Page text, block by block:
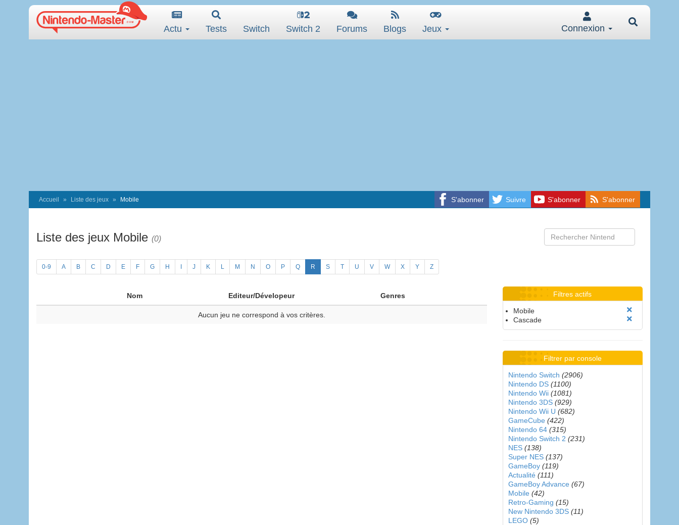
Actu Tests Switch Switch 2 Forums Blogs Jeux Connexion
S'abonner Suivre S'abonner S'abonner
Accueil Liste des jeux Mobile
Liste des jeux Mobile (0)
0-9 A B C D E F G H J K L M N O P Q R S T U V W X Y Z
Nom Editeur/Dévelopeur Genres
Aucun jeu ne correspond à vos critères.
Filtres actifs
Mobile
Cascade
Filtrer par console
Nintendo Switch (2906)
Nintendo DS (1100)
Nintendo Wii (1081)
Nintendo 3DS (929)
Nintendo Wii U (682)
GameCube (422)
Nintendo 64 (315)
Nintendo Switch 2 (231)
NES (138)
Super NES (137)
GameBoy (119)
Actualité (111)
GameBoy Advance (67)
Mobile (42)
Retro-Gaming (15)
New Nintendo 3DS (11)
LEGO (5)